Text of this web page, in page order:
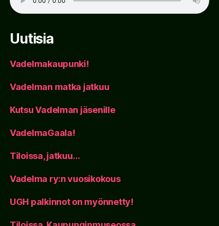
Uutisia
Vadelmakaupunki!
Vadelman matka jatkuu
Kutsu Vadelman jäsenille
VadelmaGaala!
Tiloissa, jatkuu…
Vadelma ry:n vuosikokous
UGH palkinnot on myönnetty!